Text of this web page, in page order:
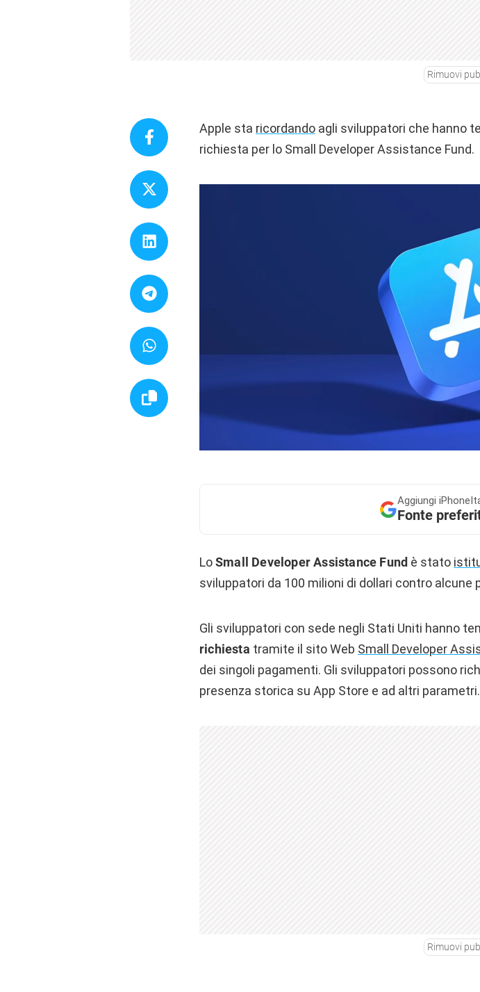
Rimuovi
Apple sta ricordando agli sviluppatori che hanno
richiesta per lo Small Developer Assistance Fund.
Aggiungi
Fonte
LoSmall Developer Assistance Fund è stato
sviluppatori da 100 milioni di dollari contro alcune
Gli sviluppatori con sede negli Stati Uniti hanno
richiesta tramite il sito Web Small Developer
dei singoli pagamenti. Gli sviluppatori possono
presenza storica su App Store e ad altri
Rimuovi